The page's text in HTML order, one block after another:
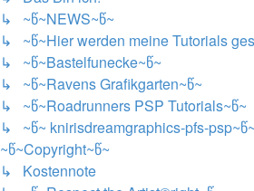
↳ ~წ~NEWS~წ~
↳ ~წ~Hier werden meine Tutorials
↳ ~წ~Bastelfunecke~წ~
↳ ~წ~Ravens Grafikgarten~წ~
↳ ~წ~Roadrunners PSP Tutorials~წ~
↳ ~წ~ knirisdreamgraphics-pfs-psp~წ~
~წ~Copyright~წ~
↳ Kostennote